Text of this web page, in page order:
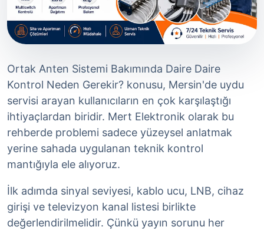
Ortak Anten Sistemi Bakımında Daire Daire
Kontrol Neden Gerekir? konusu, Mersin'de uydu
servisi arayan kullanıcıların en çok karşılaştığı
ihtiyaçlardan biridir. Mert Elektronik olarak bu
rehberde problemi sadece yüzeysel anlatmak
yerine sahada uygulanan teknik kontrol
mantığıyla ele alıyoruz.
İlk adımda sinyal seviyesi, kablo ucu, LNB, cihaz
girişi ve televizyon kanal listesi birlikte
değerlendirilmelidir. Çünkü yayın sorunu her